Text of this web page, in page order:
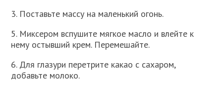
3. Поставьте массу на маленький огонь.
5. Миксером вспушите мягкое масло и влейте к
нему остывший крем. Перемешайте.
6. Для глазури перетрите какао с сахаром,
добавьте молоко.